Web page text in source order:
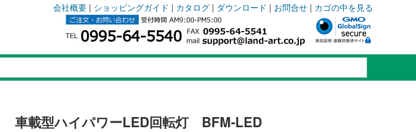
会社概要 | ショッピングガイド | カタログ | ダウンロード | お問合せ | カゴの中を見る
車載型ハイパワーLED回転灯 BFM-LED